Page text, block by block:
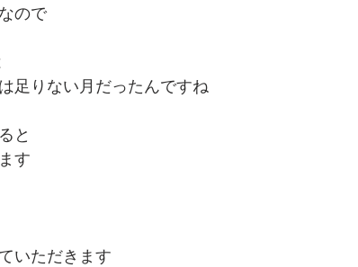
ので
足りない月だったんですね
と
す
いただきます